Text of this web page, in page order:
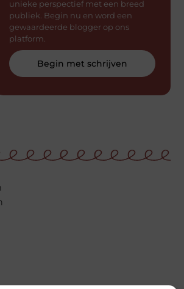
unieke perspectief met een breed
publiek. Begin nu en word een
gewaardeerde blogger op ons
platform.
Begin met schrijven